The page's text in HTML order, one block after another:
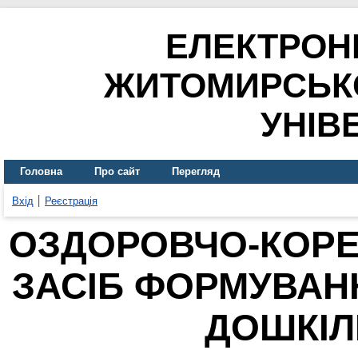
Головна Про сайт Перегляд
Вхід Реєстрація
ОЗДОРОВЧО-
ЗАСІБ